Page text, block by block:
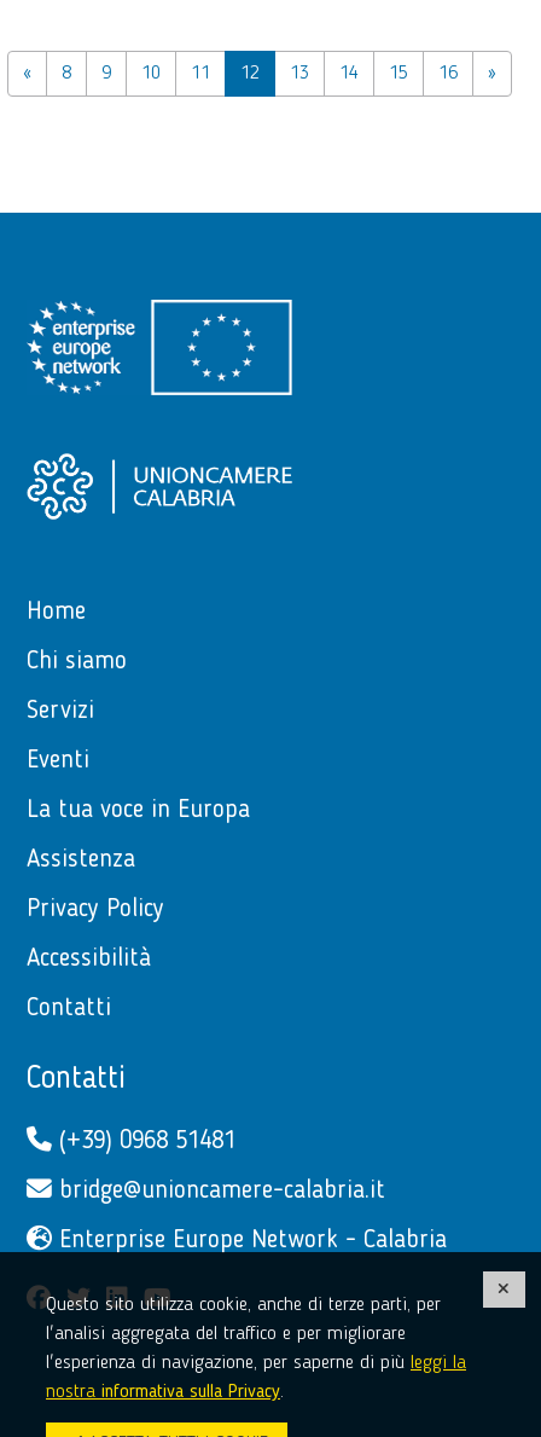
« 8 9 10 11 12 13 14 15 16 »
Home
Chi siamo
Servizi
Eventi
La tua voce in Europa
Assistenza
Privacy Policy
Accessibilità
Contatti
Contatti
(+39) 0968 51481
bridge@unioncamere-calabria.it
Enterprise Europe Network - Calabria
facebook
twitterlinkedinyoutube
Questo sito utilizza cookie, anche di terze parti, per
l'analisi aggregata del traffico e per migliorare
l'esperienza di navigazione, per saperne di più leggi la
nostra informativa sulla Privacy.